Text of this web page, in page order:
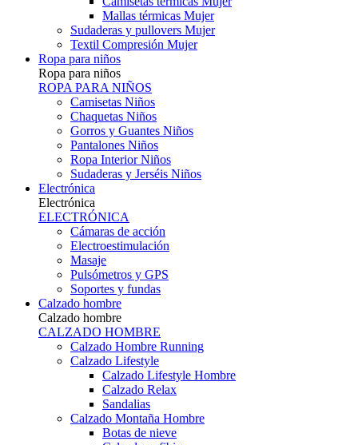
Mallas térmicas Mujer
Sudaderas y pullovers Mujer
Textil Compresión Mujer
Ropa para niños
Ropa para niños
ROPA PARA NIÑOS
Camisetas Niños
Chaquetas Niños
Gorros y Guantes Niños
Pantalones Niños
Ropa Interior Niños
Sudaderas y Jerséis Niños
Electrónica
Electrónica
ELECTRÓNICA
Cámaras de acción
Electroestimulación
Masaje
Pulsómetros y GPS
Soportes y fundas
Calzado hombre
Calzado hombre
CALZADO HOMBRE
Calzado Hombre Running
Calzado Lifestyle
Calzado Lifestyle Hombre
Calzado Relax
Sandalias
Calzado Montaña Hombre
Botas de nieve